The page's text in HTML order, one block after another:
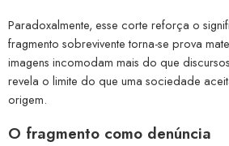
Paradoxalmente, esse corte reforça o
fragmento sobrevivente torna-se prova
imagens incomodam mais do que
revela o limite do que uma sociedade
origem.
O fragmento como denúncia